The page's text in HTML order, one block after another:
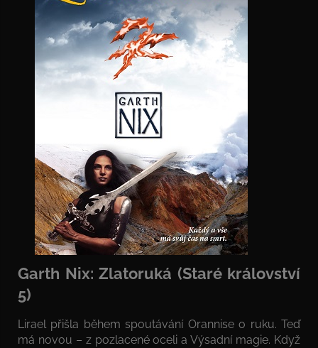
Garth Nix: Zlatoruká (Staré království
5)
Lirael přišla během spoutávání Orannise o ruku. Teď
má novou – z pozlacené oceli a Výsadní magie. Když